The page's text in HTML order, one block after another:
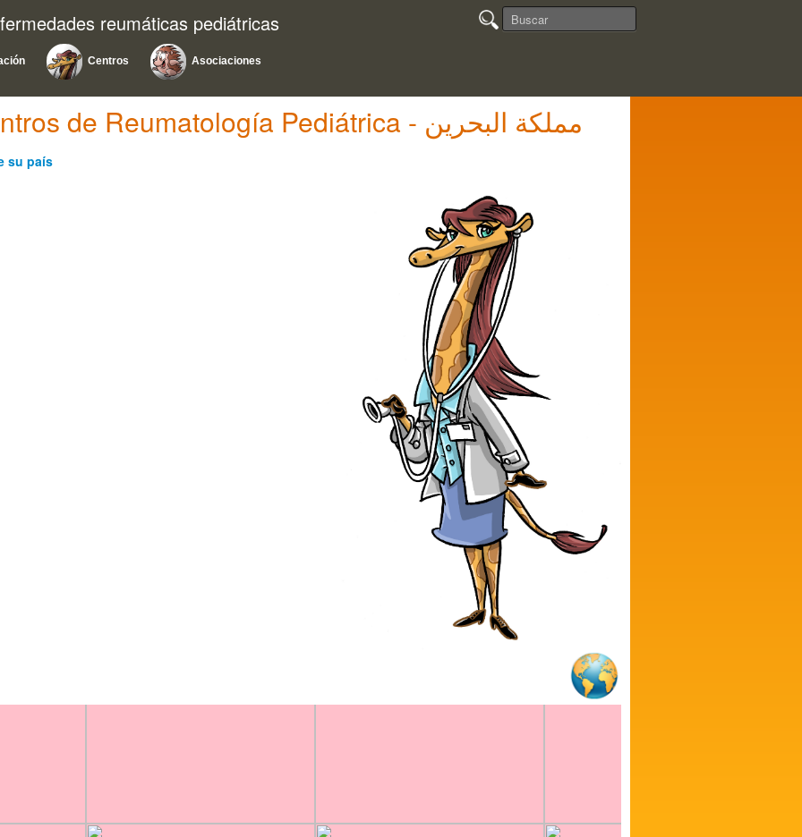
reumáticas pediátricas
Centros Asociaciones
Relación de Centros de Reumatología Pediátrica - مملكة البحرين
su país